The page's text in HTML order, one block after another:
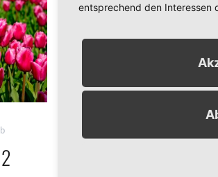
entsprechend den Interessen